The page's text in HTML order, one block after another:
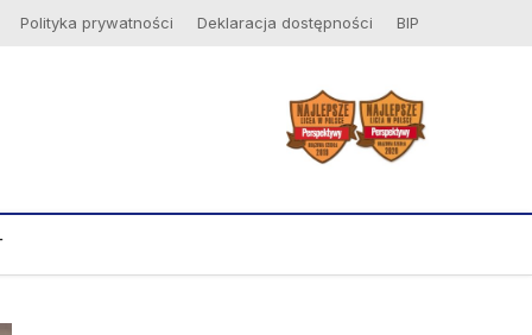
Polityka prywatności Deklaracja dostępności BIP